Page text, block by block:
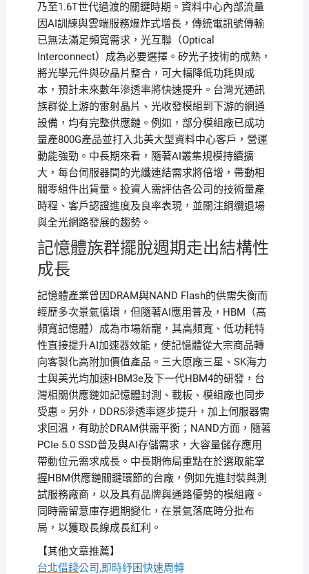
乃至1.6T世代過渡的關鍵時期。資料中心內部流量
因AI訓練與雲端服務爆炸式增長，傳統電訊號傳輸
已無法滿足頻寬需求，光互聯（Optical
Interconnect）成為必要選擇。矽光子技術的成熟，
將光學元件與矽晶片整合，可大幅降低功耗與成
本，預計未來數年滲透率將快速提升。台灣光通訊
族群從上游的雷射晶片、光收發模組到下游的網通
設備，均有完整供應鏈。例如，部分模組廠已成功
量產800G產品並打入北美大型資料中心客戶，營運
動能強勁。中長期來看，隨著AI叢集規模持續擴
大，每台伺服器間的光纖連結需求將倍增，帶動相
關零組件出貨量。投資人需評估各公司的技術量產
時程、客戶認證進度及良率表現，並關注銅纜退場
與全光網路發展的趨勢。
記憶體族群擺脫週期走出結構性
成長
記憶體產業曾因DRAM與NAND Flash的供需失衡而
經歷多次景氣循環，但隨著AI應用普及，HBM（高
頻寬記憶體）成為市場新寵，其高頻寬、低功耗特
性直接提升AI加速器效能，使記憶體從大宗商品轉
向客製化高附加價值產品。三大原廠三星、SK海力
士與美光均加速HBM3e及下一代HBM4的研發，台
灣相關供應鏈如記憶體封測、載板、模組廠也同步
受惠。另外，DDR5滲透率逐步提升，加上伺服器需
求回溫，有助於DRAM供需平衡；NAND方面，隨著
PCIe 5.0 SSD普及與AI存儲需求，大容量儲存應用
帶動位元需求成長。中長期佈局重點在於選取能掌
握HBM供應鏈關鍵環節的台廠，例如先進封裝與測
試服務廠商，以及具有品牌與通路優勢的模組廠。
同時需留意庫存週期變化，在景氣落底時分批布
局，以獲取長線成長紅利。
【其他文章推薦】
台北借錢公司,即時紓困快速周轉